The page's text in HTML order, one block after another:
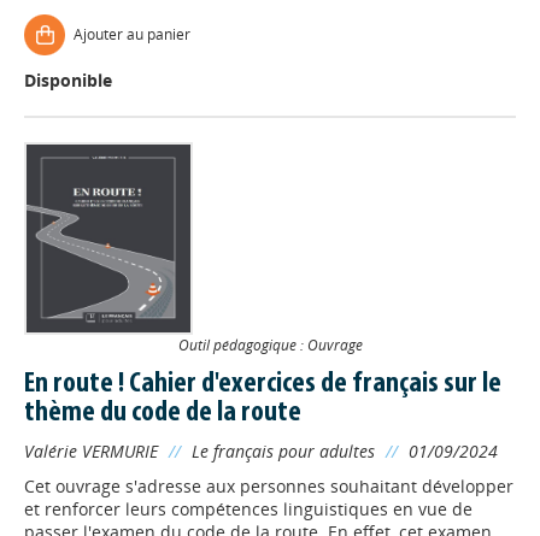
Ajouter au panier
Disponible
Outil pédagogique : Ouvrage
En route ! Cahier d'exercices de français sur le
thème du code de la route
Valérie VERMURIE // Le français pour adultes // 01/09/2024
Cet ouvrage s'adresse aux personnes souhaitant développer
et renforcer leurs compétences linguistiques en vue de